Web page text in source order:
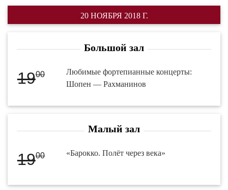
20 НОЯБРЯ 2018 Г.
Большой зал
1900
Любимые фортепианные концерты:
Шопен — Рахманинов
Малый зал
1900 «Барокко. Полёт через века»